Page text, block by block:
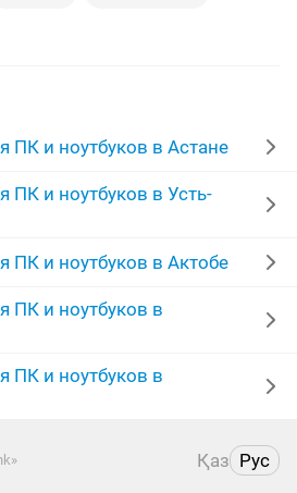
ноутбуки новые
новые аккумулятор
и ноутбуков в Астане
и ноутбуков в Усть-
и ноутбуков в Актобе
ПК и ноутбуков в
ПК и ноутбуков в
Қаз Рус